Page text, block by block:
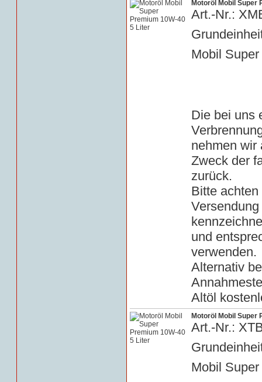
Motoröl Mobil Super
Art.-Nr.:
Mobil
Die bei uns
nehmen wir
Zweck der
zurück.
Bitte
und
verwenden.
Alternativ
Altöl
Motoröl Mobil Super
Art.-Nr.:
Mobil